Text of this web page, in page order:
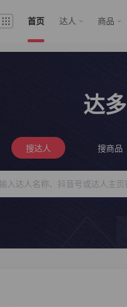
首页 达人 商品
达
搜达人 搜商品